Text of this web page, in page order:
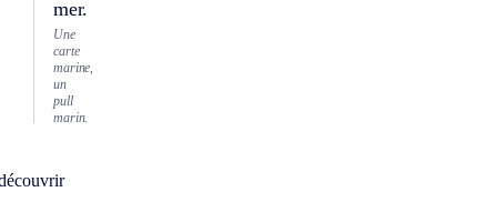
mer.
Une
carte
marine,
un
pull
marin.